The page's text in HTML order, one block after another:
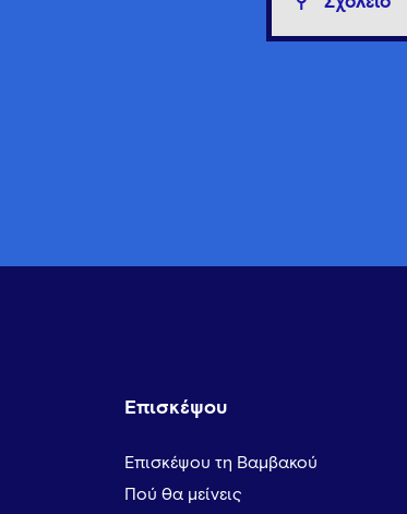
Επισκέψου
Επισκέψου τη Βαμβακού
Πού θα μείνεις